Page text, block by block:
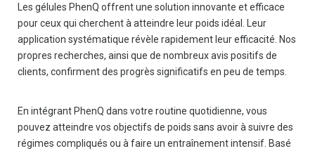
Les gélules PhenQ offrent une solution innovante et efficace
pour ceux qui cherchent à atteindre leur poids idéal. Leur
application systématique révèle rapidement leur efficacité. Nos
propres recherches, ainsi que de nombreux avis positifs de
clients, confirment des progrès significatifs en peu de temps.
En intégrant PhenQ dans votre routine quotidienne, vous
pouvez atteindre vos objectifs de poids sans avoir à suivre des
régimes compliqués ou à faire un entraînement intensif. Basé